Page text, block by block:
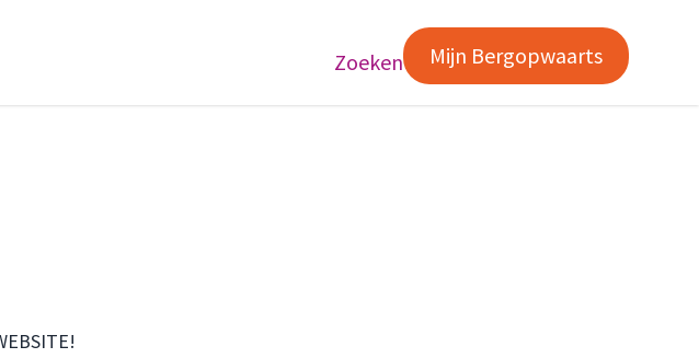
Zoeken Mijn Bergopwaarts